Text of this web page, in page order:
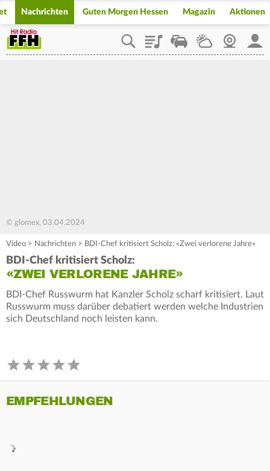
Nachrichten Guten Morgen Hessen Magazin Aktionen
PlaylistStaupilotWetterWebcam
© glomex, 03.04.2024
Video > Nachrichten > BDI-Chef kritisiert Scholz: «Zwei verlorene Jahre»
BDI-Chef kritisiert Scholz:
«ZWEI VERLORENE JAHRE»
BDI-Chef Russwurm hat Kanzler Scholz scharf kritisiert. Laut
Russwurm muss darüber debatiert werden welche Industrien
sich Deutschland noch leisten kann.
EMPFEHLUNGEN